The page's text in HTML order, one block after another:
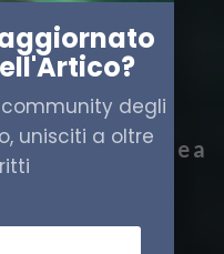
elettriche, ibride e a
degli
unisciti a oltre